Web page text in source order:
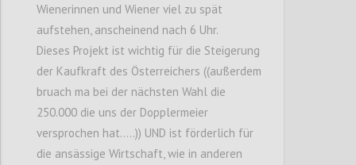
P3
Wienerinnen und Wiener viel zu spät
aufstehen, anscheinend nach 6 Uhr.
Dieses Projekt ist wichtig für die Steigerung
der Kaufkraft des Österreichers ((außerdem
bruach ma bei der nächsten Wahl die
250.000 die uns der Dopplermeier
versprochen hat.....)) UND ist förderlich für
die ansässige Wirtschaft, wie in anderen